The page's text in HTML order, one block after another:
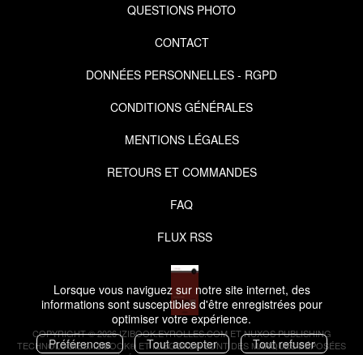
Lorsque vous naviguez sur notre site internet, des
informations sont susceptibles d'être enregistrées pour
optimiser votre expérience.
Préférences
Tout accepter Tout refuser
QUESTIONS PHOTO
CONTACT
DONNÉES PERSONNELLES - RGPD
CONDITIONS GÉNÉRALES
MENTIONS LÉGALES
RETOURS ET COMMANDES
FAQ
FLUX RSS
COPYRIGHT © 2026 IZIBOOK.EYROLLES.COM ET NUXOS PUBLISHING
TECHNOLOGIES.IZIBOOK® ETIZIBOOKS®SONT DES MARQUES DÉPOSÉES